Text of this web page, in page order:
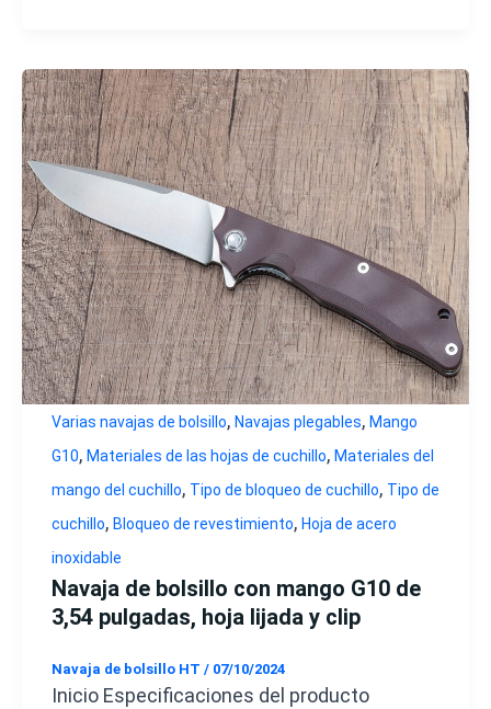
Varias navajas de bolsillo, Navajas plegables, Mango
G10, Materiales de las hojas de cuchillo, Materiales del
mango del cuchillo, Tipo de bloqueo de cuchillo, Tipo de
cuchillo, Bloqueo de revestimiento, Hoja de acero
inoxidable
Navaja de bolsillo con mango G10 de
3,54 pulgadas, hoja lijada y clip
Navaja de bolsillo HT / 07/10/2024
Inicio Especificaciones del producto